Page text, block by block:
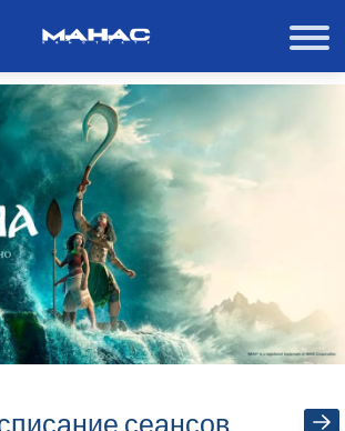
сеансов